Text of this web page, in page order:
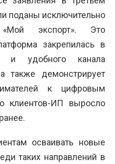
поданы исключительно
экспорт». Это
закрепилась в
и удобного канала
также демонстрирует
к цифровым
клиентов-ИП выросло
осваивать новые
таких направлений в